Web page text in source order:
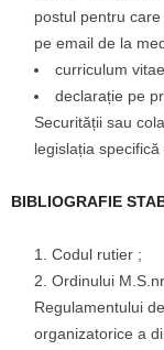
postul pentru
pe email de la
curriculum
declarație pe
Securității sau
legislația specifică
BIBLIOGRAFIE
Codul rutier ;
Ordinului
Regulamentului
organizatorice a